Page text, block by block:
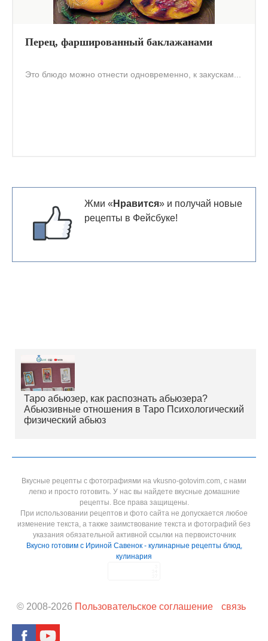
Перец, фаршированный баклажанами
Это блюдо можно отнести одновременно, к закускам...
Жми « Нравится» и получай новые
рецепты в Фейсбуке!
Таро абьюзер, как распознать абьюзера?
Абьюзивные отношения в Таро Психологический
физический абьюз
Вкусные рецепты с фотографиями на vkusno-gotovim.com, с нами
легко и просто готовить. У нас вы найдете вкусные домашние
рецепты. Все права защищены.
При использовании рецептов и фото сайта не допускается любое
изменение текста, а также заимствование текста и фотографий без
указания обязательной активной ссылки на первоисточник
Вкусно готовим с Ириной Савенок - кулинарные рецепты блюд,
кулинария
© 2008-2026 Пользовательское соглашение связь